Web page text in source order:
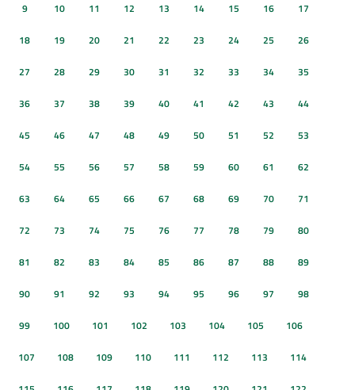
9 10 11 12 13 14 15 16 17
18 19 20 21 22 23 24 25 26
27 28 29 30 31 32 33 34 35
36 37 38 39 40 41 42 43 44
45 46 47 48 49 50 51 52 53
54 55 56 57 58 59 60 61 62
63 64 65 66 67 68 69 70 71
72 73 74 75 76 77 78 79 80
81 82 83 84 85 86 87 88 89
90 91 92 93 94 95 96 97 98
99 100 101 102 103 104 105 106
107 108 109 110 111 112 113 114